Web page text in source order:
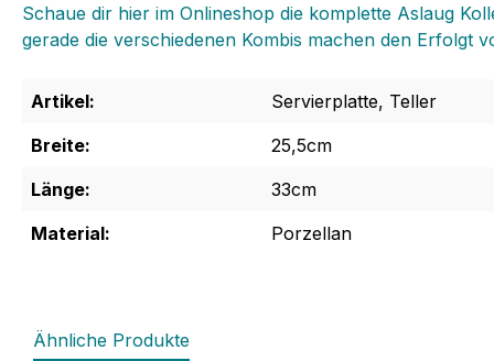
Schaue dir hier im Onlineshop die komplette Aslaug
gerade die verschiedenen Kombis machen den Erfolgt
Artikel:
Servierplatte, Teller
Breite:
25,5cm
Länge:
33cm
Material:
Porzellan
Ähnliche Produkte